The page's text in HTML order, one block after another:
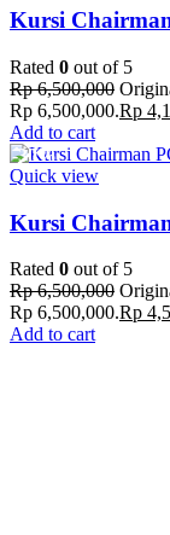
Kursi
Rated 0 out of 5
Rp6,500,000
Rp 6,500,000.Rp
Add to cart
-30%
Quick view
Kursi
Rated 0 out of 5
Rp6,500,000
Rp 6,500,000.Rp
Add to cart